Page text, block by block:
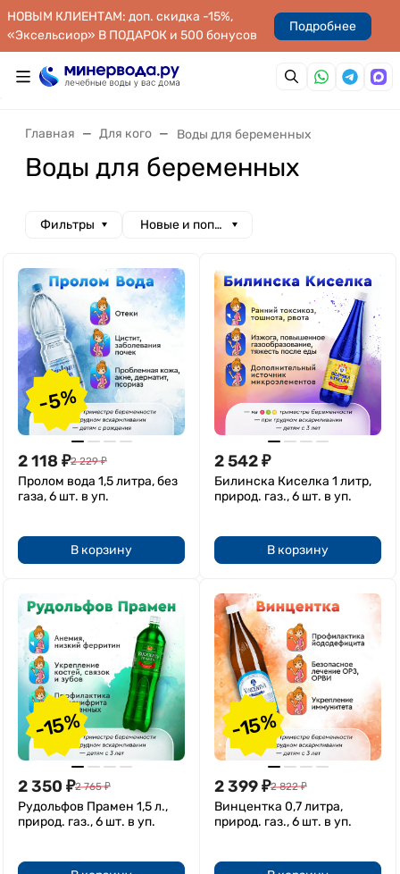
НОВЫМ КЛИЕНТАМ: доп. скидка -15%,
«Эксельсиор» В ПОДАРОК и 500 бонусов
Подробнее
Главная Для кого Воды для беременных
Воды для беременных
Фильтры Новые и популярные
-5%
2 118 ₽2 229 ₽
Пролом вода 1,5 литра, без
газа, 6 шт. в уп.
В корзину
2 542₽
Билинска Киселка 1 литр,
природ. газ., 6 шт. в уп.
В корзину
-15%
2 350 ₽2 765 ₽
Рудольфов Прамен 1,5 л.,
природ. газ., 6 шт. в уп.
-15%
2 399₽2 822 ₽
Винцентка 0,7 литра,
природ. газ., 6 шт. в уп.